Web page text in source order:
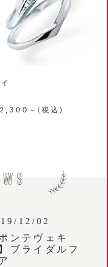
～(税込)
12/02
ポンテヴェキ
ブライダルフ